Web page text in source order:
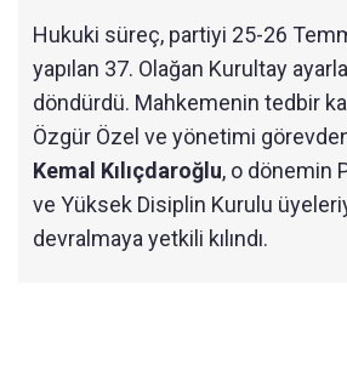
Hukuki süreç, partiyi 25-26
yapılan 37. Olağan Kurultay
döndürdü. Mahkemenin tedbir
Özgür Özel ve yönetimi görevden
Kemal Kılıçdaroğlu, o dönemin
ve Yüksek Disiplin Kurulu
devralmaya yetkili kılındı.